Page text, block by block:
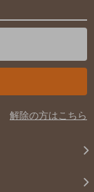
解除の方はこちら